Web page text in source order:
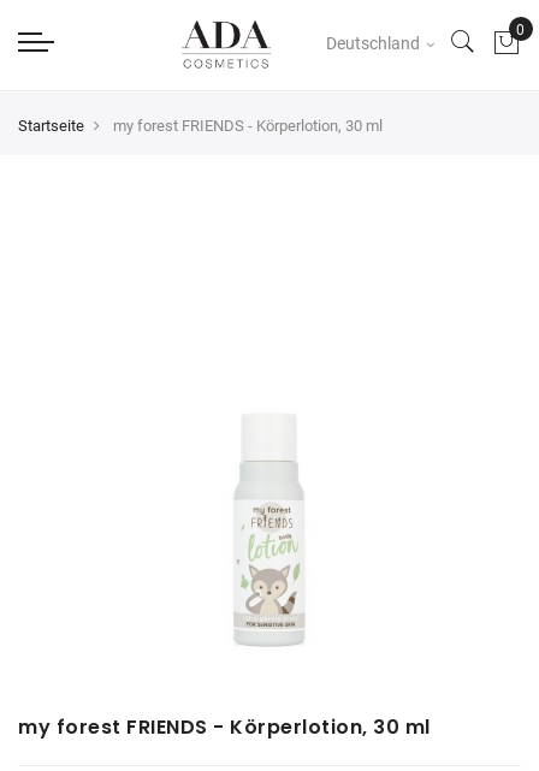
Deutschland
Startseite my forest FRIENDS - Körperlotion, 30 ml
my forest FRIENDS - Körperlotion, 30 ml